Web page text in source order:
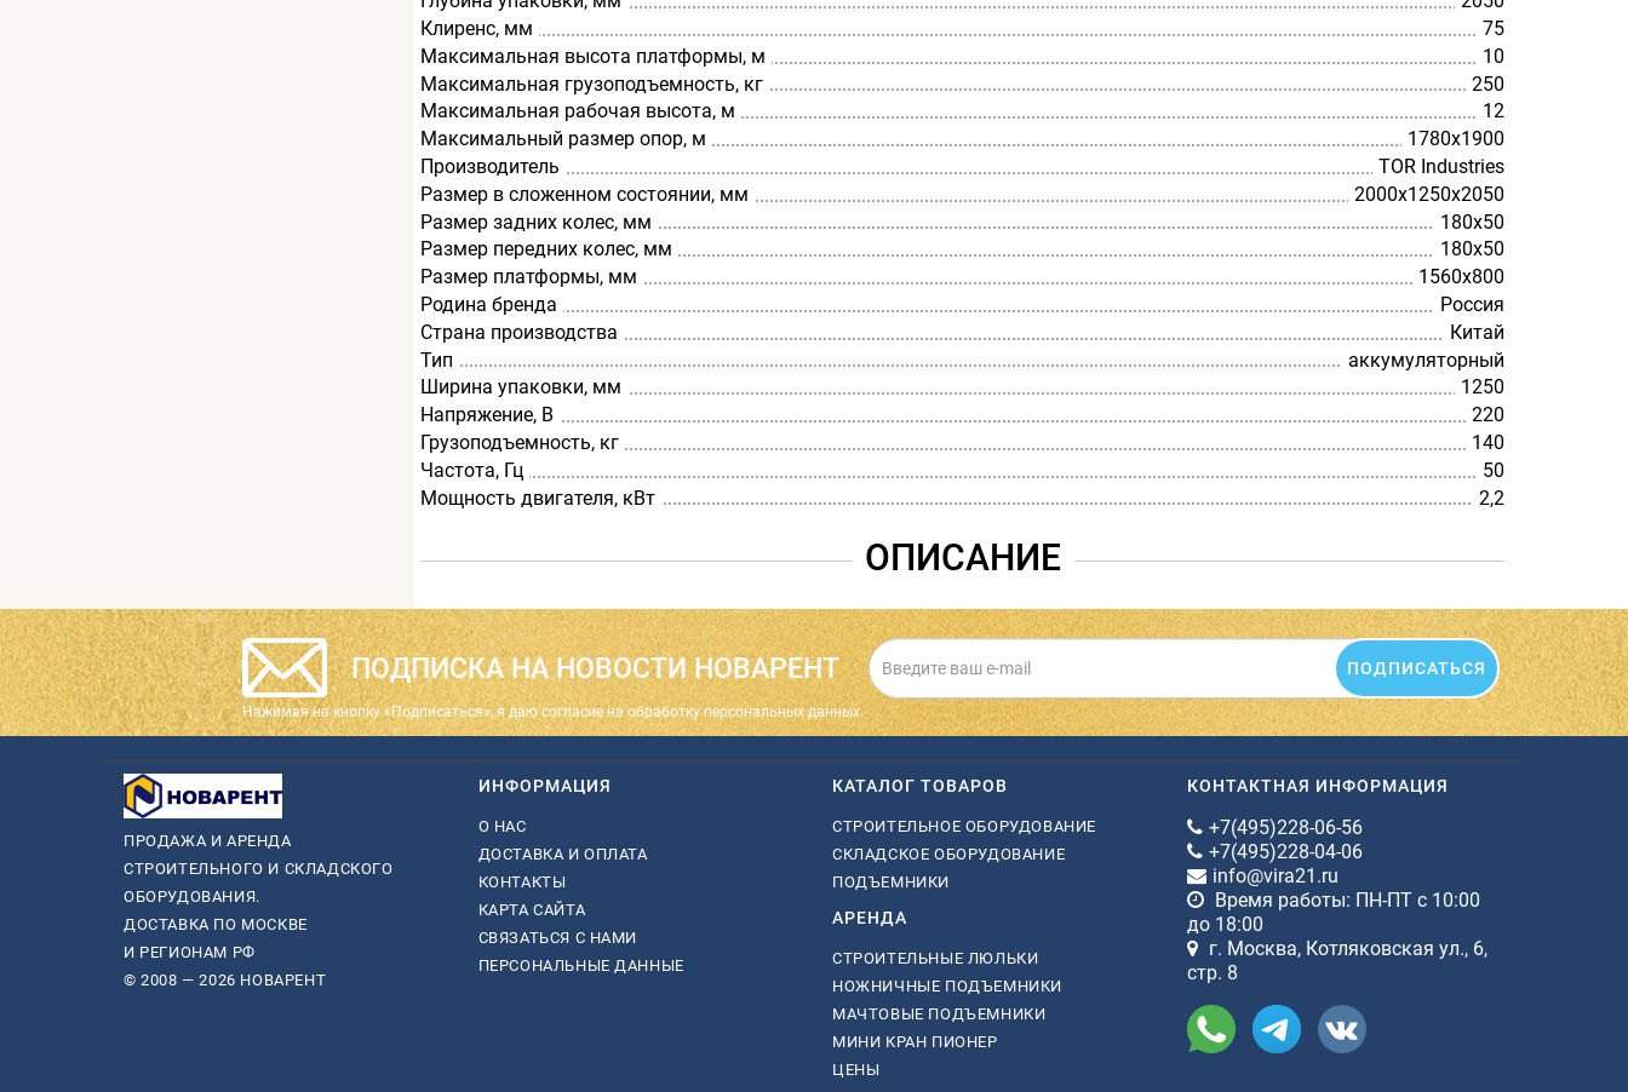
Клиренс, мм
75
Максимальная высота платформы, м
10
Максимальная грузоподъемность, кг
250
Максимальная рабочая высота, м
12
Максимальный размер опор, м
1780х1900
Производитель
TOR Industries
Размер в сложенном состоянии, мм
2000х1250х2050
Размер задних колес, мм
180х50
Размер передних колес, мм
180х50
Размер платформы, мм
1560х800
Родина бренда
Россия
Страна производства
Китай
Тип
аккумуляторный
Ширина упаковки, мм
1250
Напряжение, В
220
Грузоподъемность, кг
140
Частота, Гц
50
Мощность двигателя, кВт
2,2
ОПИСАНИЕ
ПОДПИСКА НА НОВОСТИ НОВАРЕНТ ПОДПИСАТЬСЯ
Нажимая на кнопку «Подписаться», я даю cогласие на обработку персональных данных.
ПРОДАЖА И АРЕНДА
СТРОИТЕЛЬНОГО И СКЛАДСКОГО
ОБОРУДОВАНИЯ.
ДОСТАВКА ПО МОСКВЕ
И РЕГИОНАМ РФ
© 2008 — 2026 НОВАРЕНТ
ИНФОРМАЦИЯ
О НАС
ДОСТАВКА И ОПЛАТА
КОНТАКТЫ
КАРТА САЙТА
СВЯЗАТЬСЯ С НАМИ
ПЕРСОНАЛЬНЫЕ ДАННЫЕ
КАТАЛОГ ТОВАРОВ
СТРОИТЕЛЬНОЕ ОБОРУДОВАНИЕ
СКЛАДСКОЕ ОБОРУДОВАНИЕ
ПОДЪЕМНИКИ
АРЕНДА
СТРОИТЕЛЬНЫЕ ЛЮЛЬКИ
НОЖНИЧНЫЕ ПОДЪЕМНИКИ
МАЧТОВЫЕ ПОДЪЕМНИКИ
МИНИ КРАН ПИОНЕР
ЦЕНЫ
КОНТАКТНАЯ ИНФОРМАЦИЯ
+7(495)228-06-56
+7(495)228-04-06
info@vira21.ru
Время работы: ПН-ПТ с 10:00
до 18:00
г. Москва, Котляковская ул., 6,
стр. 8